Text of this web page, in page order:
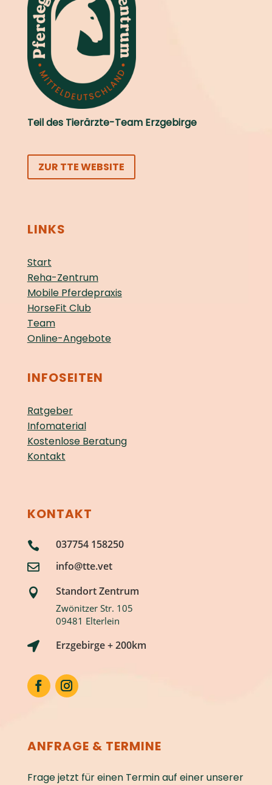
Teil des Tierärzte-Team Erzgebirge
ZUR TTE WEBSITE
LINKS
Start
Reha-Zentrum
Mobile Pferdepraxis
HorseFit Club
Team
Online-Angebote
INFOSEITEN
Ratgeber
Infomaterial
Kostenlose Beratung
Kontakt
KONTAKT
 037754 158250
 info@tte.vet
 Standort Zentrum
Zwönitzer Str. 105
09481 Elterlein
 Erzgebirge + 200km
ANFRAGE & TERMINE
Frage jetzt für einen Termin auf einer unserer